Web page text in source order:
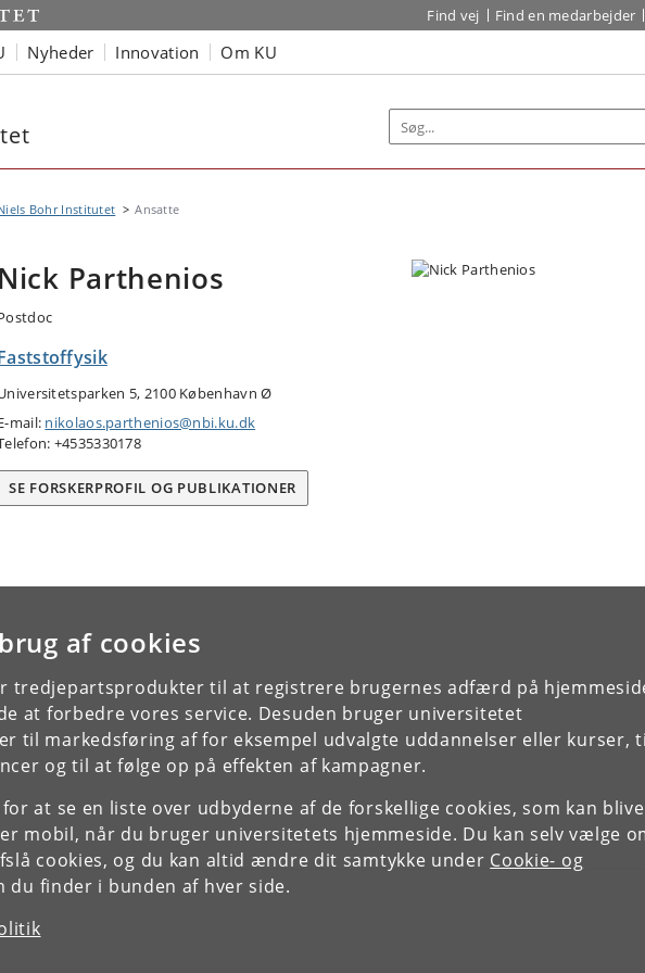
af cookies
tredjepartsprodukter til at registrere brugernes adfærd på
at forbedre vores service. Desuden bruger universitetet
til markedsføring af for eksempel udvalgte uddannelser eller kurser,
og til at følge op på effekten af kampagner.
for at se en liste over udbyderne af de forskellige cookies, som kan
mobil, når du bruger universitetets hjemmeside. Du kan selv vælge
cookies, og du kan altid ændre dit samtykke under Cookie- og
du finder i bunden af hver side.
Find vej Find en medarbejder
Nyheder Innovation Om KU
Bohr Institutet Ansatte
Nick Parthenios
5, 2100 København Ø
mail: nikolaos.parthenios@nbi.ku.dk
+4535330178
SE FORSKERPROFIL OG PUBLIKATIONER